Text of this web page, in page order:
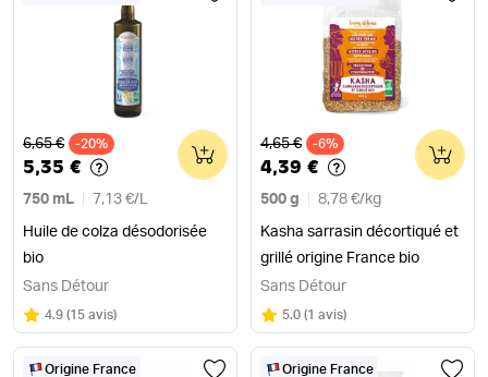
Ancien prix
6,65 € -20%
5,35 €
750 mL 7,13 €/ L
Huile de colza désodorisée
bio
0
Sans Détour
Note
4.9 sur 5
(15 avis)
Ancien prix
4,65 € -6%
4,39 €
500 g 8,78 €/ kg
Kasha sarrasin décortiqué et
grillé origine France bio
0
Sans Détour
Note
5.0 sur 5
(1 avis)
Origine France Origine France